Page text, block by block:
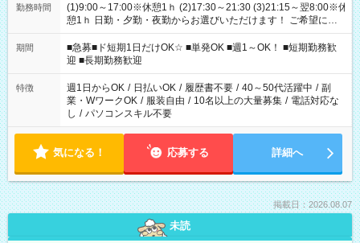
勤務時間
(1)9:00～17:00※休憩1ｈ (2)17:30～21:30 (3)21:15～翌8:00※休
憩1ｈ 日勤・夕勤・夜勤からお選びいただけます！ ご希望に合
わせて働けるお仕事です(*^^*) 【その他選べる勤務時間】 8-17
時/9-17時/9-18時/10-18時/11-21時/18-22時/20-翌4時/21-翌5
時/22-翌6時/0-翌8時 ご自身のご都合で選んで頂ける完全自由シ
フト！
期間
■急募■ド短期1日だけOK☆ ■単発OK ■週1～OK！ ■短期勤務歓
迎 ■長期勤務歓迎
特徴 週1日からOK / 日払いOK / 履歴書不要 / 40～50代活躍中 / 副
業・WワークOK / 服装自由 / 10名以上の大量募集 / 電話対応な
し / パソコンスキル不要
気になる！ 応募する 詳細へ
掲載日：2026.08.07
未読